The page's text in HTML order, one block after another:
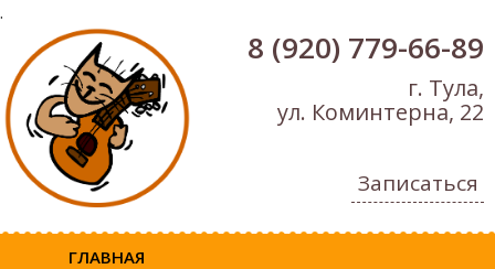
.
8 (920) 779-66-89
г. Тула,
ул. Коминтерна, 22
Записаться
ГЛАВНАЯ